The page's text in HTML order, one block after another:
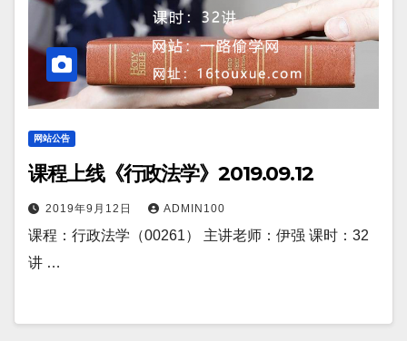
网站公告
课程上线《行政法学》2019.09.12
2019年9月12日 ADMIN100
课程：行政法学（00261） 主讲老师：伊强 课时：32
讲 …